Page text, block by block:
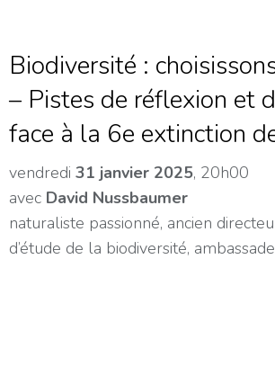
Biodiversité :
– Pistes de réflexion et
face à la 6e extinction
vendredi 31 janvier 2025, 20h00
avec David Nussbaumer
naturaliste passionné, ancien
d’étude de la biodiversité,